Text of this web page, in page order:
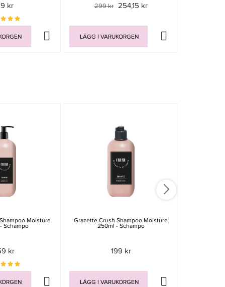
kr 299 kr 254,15 kr
LÄGG I VARUKORGEN
Moisture
Schampo
kr
Grazette Crush Shampoo Moisture
250ml - Schampo
199 kr
LÄGG I VARUKORGEN